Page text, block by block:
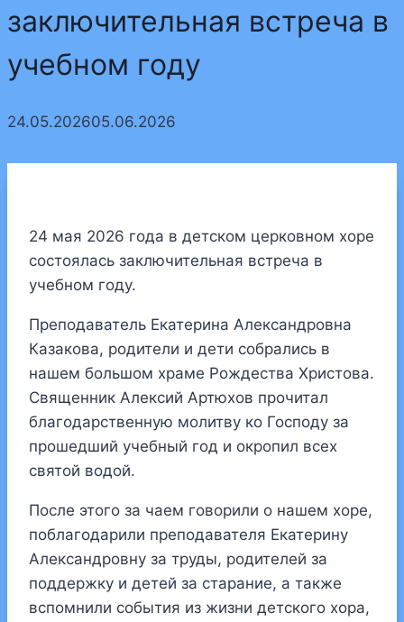
заключительная встреча в
учебном году
24.05.202605.06.2026
24 мая 2026 года в детском церковном хоре
состоялась заключительная встреча в
учебном году.
Преподаватель Екатерина Александровна
Казакова, родители и дети собрались в
нашем большом храме Рождества Христова.
Священник Алексий Артюхов прочитал
благодарственную молитву ко Господу за
прошедший учебный год и окропил всех
святой водой.
После этого за чаем говорили о нашем хоре,
поблагодарили преподавателя Екатерину
Александровну за труды, родителей за
поддержку и детей за старание, а также
вспомнили события из жизни детского хора,